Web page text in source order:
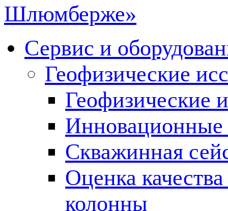
Сервис и
Геофизические
Геофизические
Инновационные
Скважинная
Оценка
колонны